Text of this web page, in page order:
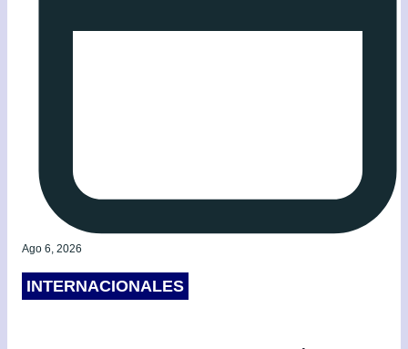
Ago 6, 2026
INTERNACIONALES